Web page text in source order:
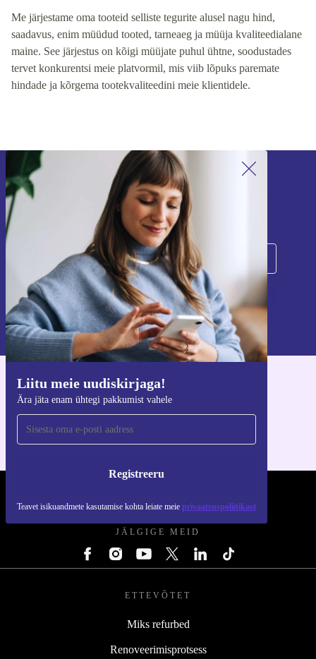
Me järjestame oma tooteid selliste tegurite alusel nagu hind,
saadavus, enim müüdud tooted, tarneaeg ja müüja kvaliteedialane
maine. See järjestus on kõigi müüjate puhul ühtne, soodustades
tervet konkurentsi meie platvormil, mis viib lõpuks paremate
hindade ja kõrgema tootekvaliteedini meie klientidele.
Liitu meie uudiskirjaga!
Ära jäta enam ühtegi pakkumist vahele
Registreeru
Teavet isikuandmete kasutamise kohta leiate meie privaatsuspoliitikast
Liitu meie uudiskirjaga!
Ära jäta enam ühtegi pakkumist vahele.
Registreeru
Teavet isikuandmete kasutamise kohta leiate meie
privaatsuspoliitikast.
Hangi refurbed rakendus
iOS-i ja Androidi jaoks
JÄLGIGE MEID
ETTEVÕTET
Miks refurbed
Renoveerimisprotsess